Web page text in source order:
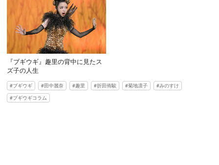
『ブギウギ』趣里の背中に見たス
ズ子の人生
ブギウギ 田中麗奈 趣里 折田侑駿 菊地凛子
みのすけ
ブギウギコラム